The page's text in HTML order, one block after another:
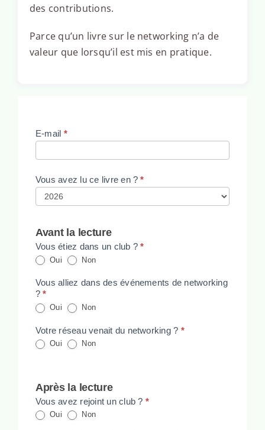
des contributions.
Parce qu’un livre sur le networking n’a de
valeur que lorsqu’il est mis en pratique.
Lecteur
E-mail *
Vous avez lu ce livre en ?*
Avant la lecture
Vous étiez dans un club ?*
Oui Non
Vous alliez dans des événements de networking
?*
Oui Non
Votre réseau venait du networking ? *
Oui Non
Après la lecture
Vous avez rejoint un club ? *
Oui Non